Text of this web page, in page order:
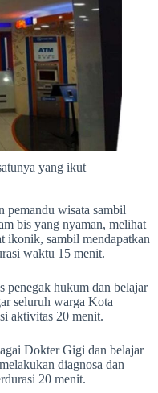
yang ikut
pemandu wisata sambil
bis yang nyaman, melihat
ikonik, sambil mendapatkan
waktu 15 menit.
penegak hukum dan belajar
seluruh warga Kota
aktivitas 20 menit.
Dokter Gigi dan belajar
diagnosa dan
20 menit.